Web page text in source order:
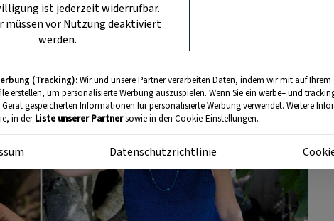
ist jederzeit widerrufbar.
müssen vor Nutzung deaktiviert
werden.
(Tracking):Wir und unsere Partner verarbeiten Daten, indem wir mit auf Ihrem
erstellen, um personalisierte Werbung auszuspielen. Wenn Sie ein werbe– und
gespeicherten Informationen für personalisierte Werbung verwendet. Weitere
in derListe unserer Partnersowie in den Cookie-Einstellungen.
Datenschutzrichtlinie